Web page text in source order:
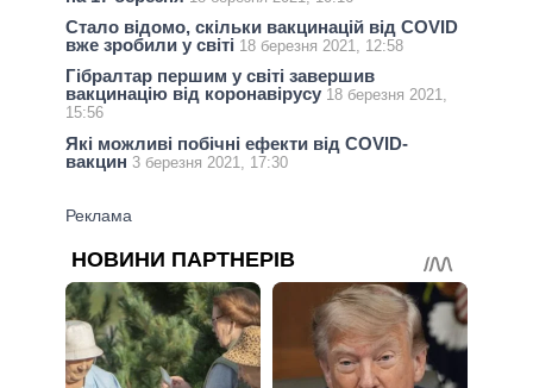
Стало відомо, скільки вакцинацій від COVID
вже зробили у світі 18 березня 2021, 12:58
Гібралтар першим у світі завершив
вакцинацію від коронавірусу 18 березня 2021,
15:56
Які можливі побічні ефекти від COVID-
вакцин 3 березня 2021, 17:30